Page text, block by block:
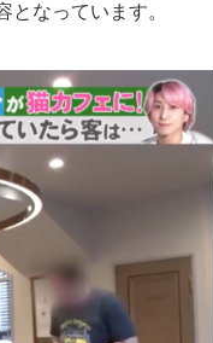
なっています。